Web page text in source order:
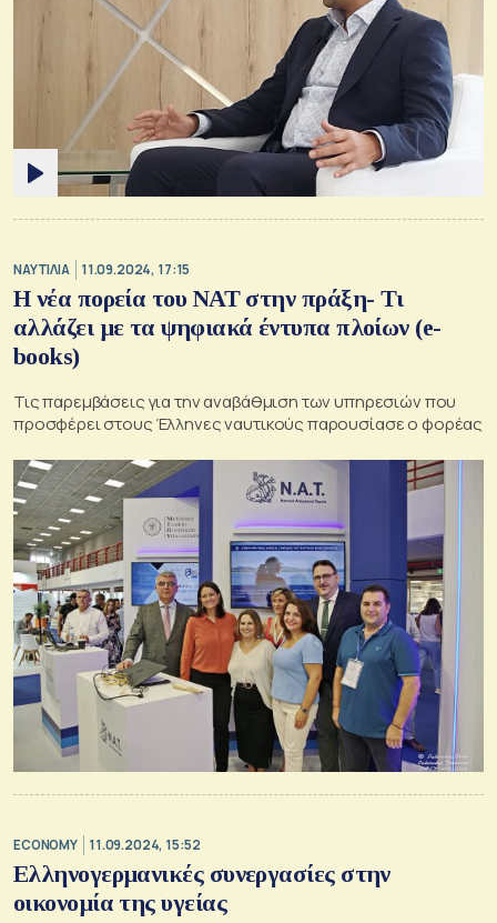
ΝΑΥΤΙΛΙΑ 11.09.2024, 17:15
Η νέα πορεία του ΝΑΤ στην πράξη- Τι
αλλάζει με τα ψηφιακά έντυπα πλοίων (e-
books)
Τις παρεμβάσεις για την αναβάθμιση των υπηρεσιών που
προσφέρει στους Έλληνες ναυτικούς παρουσίασε ο φορέας
ECONOMY 11.09.2024, 15:52
Ελληνογερμανικές συνεργασίες στην
οικονομία της υγείας